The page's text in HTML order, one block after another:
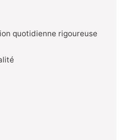
quotidienne rigoureuse